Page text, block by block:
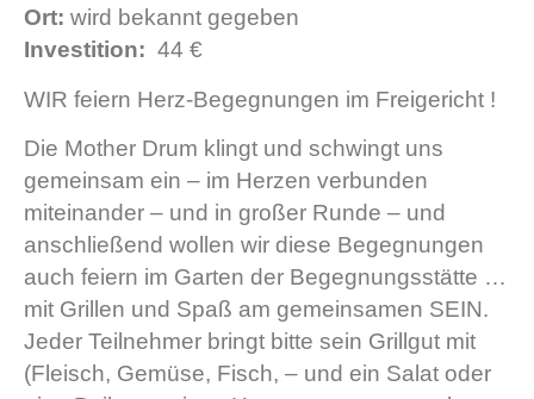
Ort: wird bekannt gegeben
Investition: 44 €
WIR feiern Herz-Begegnungen im Freigericht !
Die Mother Drum klingt und schwingt uns
gemeinsam ein – im Herzen verbunden
miteinander – und in großer Runde – und
anschließend wollen wir diese Begegnungen
auch feiern im Garten der Begegnungsstätte …
mit Grillen und Spaß am gemeinsamen SEIN.
Jeder Teilnehmer bringt bitte sein Grillgut mit
(Fleisch, Gemüse, Fisch, – und ein Salat oder